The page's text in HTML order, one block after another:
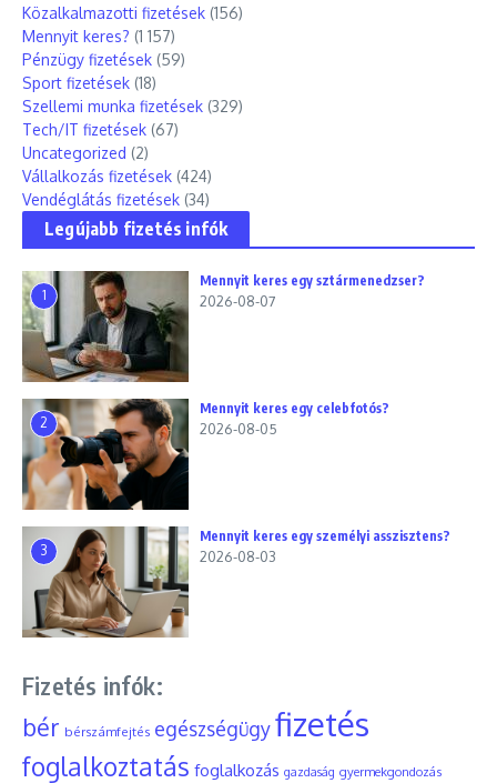
Közalkalmazotti fizetések (156)
Mennyit keres? (1 157)
Pénzügy fizetések (59)
Sport fizetések (18)
Szellemi munka fizetések (329)
Tech/IT fizetések (67)
Uncategorized (2)
Vállalkozás fizetések (424)
Vendéglátás fizetések (34)
Legújabb fizetés infók
1
Mennyit keres egy sztármenedzser?
2026-08-07
2
Mennyit keres egy celebfotós?
2026-08-05
3
Mennyit keres egy személyi asszisztens?
2026-08-03
Fizetés infók:
bér bérszámfejtés egészségügyfizetés
foglalkoztatás foglalkozás gazdaság gyermekgondozás